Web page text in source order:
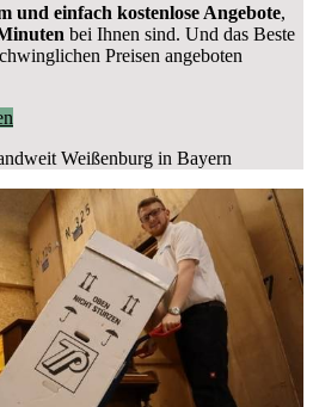
und einfach kostenlose Angebote,
bei Ihnen sind. Und das Beste
Preisen angeboten